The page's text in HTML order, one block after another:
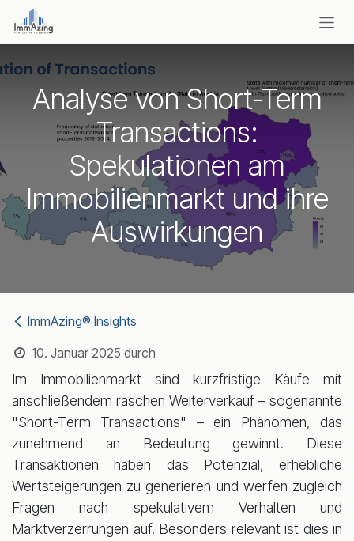
Zum Inhalt springen
Analyse von Short-Term
Transactions:
Spekulationen am
Immobilienmarkt und ihre
Auswirkungen
ImmAzing® Insights
10. Januar 2025 durch
Im Immobilienmarkt sind kurzfristige Käufe mit
anschließendem raschen Weiterverkauf – sogenannte
"Short-Term Transactions" – ein Phänomen, das
zunehmend an Bedeutung gewinnt. Diese
Transaktionen haben das Potenzial, erhebliche
Wertsteigerungen zu generieren und werfen zugleich
Fragen nach spekulativem Verhalten und
Marktverzerrungen auf. Besonders relevant ist dies in